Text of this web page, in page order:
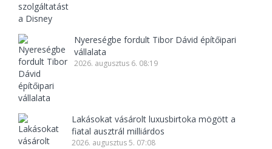
Nyereségbe fordult Tibor Dávid építőipari
vállalata
2026. augusztus 6. 08:19
Lakásokat vásárolt luxusbirtoka mögött a
fiatal ausztrál milliárdos
2026. augusztus 5. 07:08